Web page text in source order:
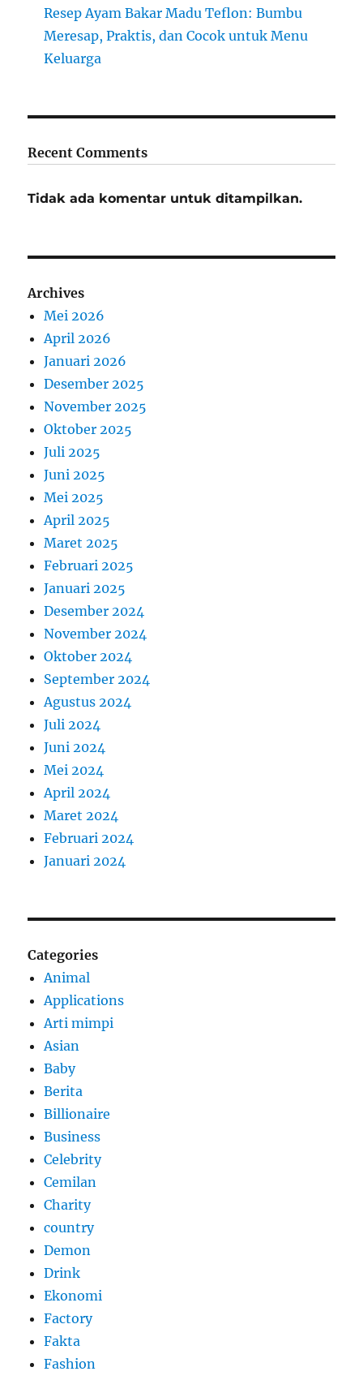
Resep Ayam Bakar Madu Teflon: Bumbu
Meresap, Praktis, dan Cocok untuk Menu
Keluarga
Recent Comments
Tidak ada komentar untuk ditampilkan.
Archives
Mei 2026
April 2026
Januari 2026
Desember 2025
November 2025
Oktober 2025
Juli 2025
Juni 2025
Mei 2025
April 2025
Maret 2025
Februari 2025
Januari 2025
Desember 2024
November 2024
Oktober 2024
September 2024
Agustus 2024
Juli 2024
Juni 2024
Mei 2024
April 2024
Maret 2024
Februari 2024
Januari 2024
Categories
Animal
Applications
Arti mimpi
Asian
Baby
Berita
Billionaire
Business
Celebrity
Cemilan
Charity
country
Demon
Drink
Ekonomi
Factory
Fakta
Fashion